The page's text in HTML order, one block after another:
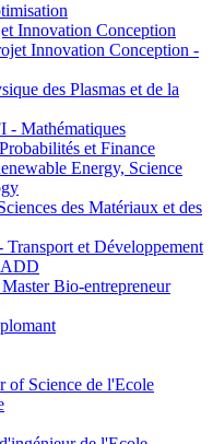
Innovation Conception
Innovation Conception -
des Plasmas et de la
- Mathématiques
et Finance
Energy, Science
des Matériaux et des
et Développement
Bio-entrepreneur
of Science de l'Ecole